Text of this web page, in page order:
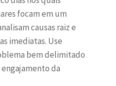
focam em um
causas raiz e
imediatas. Use
bem delimitado
da